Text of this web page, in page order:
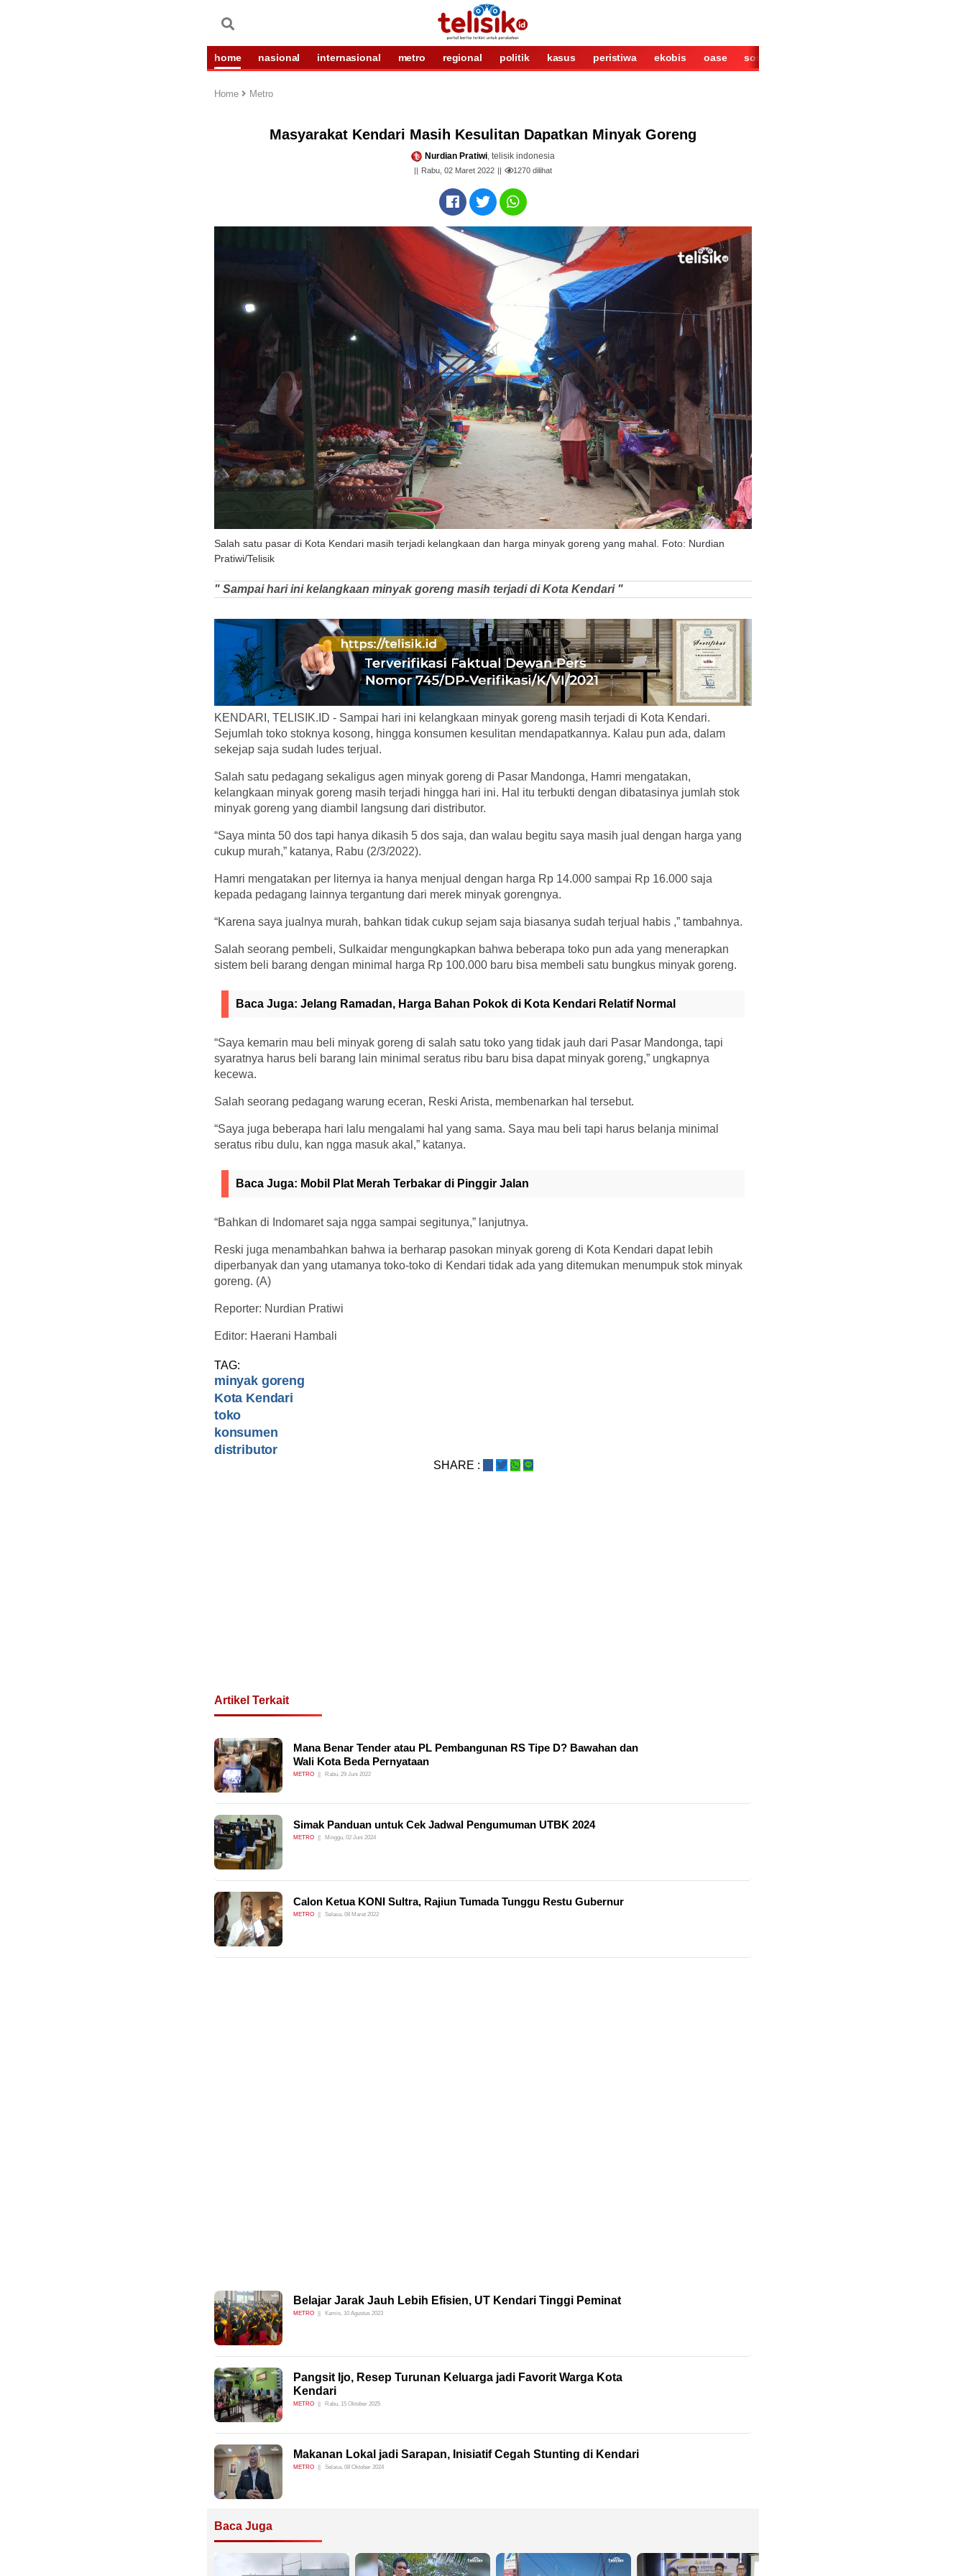
home nasional internasional metro regional politik kasus peristiwa ekobis oase sosok
Home Metro
Masyarakat Kendari Masih Kesulitan Dapatkan Minyak Goreng
Nurdian Pratiwi, telisik indonesia
Rabu, 02 Maret 2022 1270 dilihat
Salah satu pasar di Kota Kendari masih terjadi kelangkaan dan harga minyak goreng yang mahal. Foto: Nurdian
Pratiwi/Telisik
" Sampai hari ini kelangkaan minyak goreng masih terjadi di Kota Kendari "
KENDARI, TELISIK.ID - Sampai hari ini kelangkaan minyak goreng masih terjadi di Kota Kendari.
Sejumlah toko stoknya kosong, hingga konsumen kesulitan mendapatkannya. Kalau pun ada, dalam
sekejap saja sudah ludes terjual.
Salah satu pedagang sekaligus agen minyak goreng di Pasar Mandonga, Hamri mengatakan,
kelangkaan minyak goreng masih terjadi hingga hari ini. Hal itu terbukti dengan dibatasinya jumlah stok
minyak goreng yang diambil langsung dari distributor.
“Saya minta 50 dos tapi hanya dikasih 5 dos saja, dan walau begitu saya masih jual dengan harga yang
cukup murah,” katanya, Rabu (2/3/2022).
Hamri mengatakan per liternya ia hanya menjual dengan harga Rp 14.000 sampai Rp 16.000 saja
kepada pedagang lainnya tergantung dari merek minyak gorengnya.
“Karena saya jualnya murah, bahkan tidak cukup sejam saja biasanya sudah terjual habis ,” tambahnya.
Salah seorang pembeli, Sulkaidar mengungkapkan bahwa beberapa toko pun ada yang menerapkan
sistem beli barang dengan minimal harga Rp 100.000 baru bisa membeli satu bungkus minyak goreng.
Baca Juga: Jelang Ramadan, Harga Bahan Pokok di Kota Kendari Relatif Normal
“Saya kemarin mau beli minyak goreng di salah satu toko yang tidak jauh dari Pasar Mandonga, tapi
syaratnya harus beli barang lain minimal seratus ribu baru bisa dapat minyak goreng,” ungkapnya
kecewa.
Salah seorang pedagang warung eceran, Reski Arista, membenarkan hal tersebut.
“Saya juga beberapa hari lalu mengalami hal yang sama. Saya mau beli tapi harus belanja minimal
seratus ribu dulu, kan ngga masuk akal,” katanya.
Baca Juga: Mobil Plat Merah Terbakar di Pinggir Jalan
“Bahkan di Indomaret saja ngga sampai segitunya,” lanjutnya.
Reski juga menambahkan bahwa ia berharap pasokan minyak goreng di Kota Kendari dapat lebih
diperbanyak dan yang utamanya toko-toko di Kendari tidak ada yang ditemukan menumpuk stok minyak
goreng. (A)
Reporter: Nurdian Pratiwi
Editor: Haerani Hambali
TAG:
minyak goreng
Kota Kendari
toko
konsumen
distributor
SHARE :
Artikel Terkait
Mana Benar Tender atau PL Pembangunan RS Tipe D? Bawahan dan
Wali Kota Beda Pernyataan
METRO Rabu, 29 Juni 2022
Simak Panduan untuk Cek Jadwal Pengumuman UTBK 2024
METRO Minggu, 02 Juni 2024
Calon Ketua KONI Sultra, Rajiun Tumada Tunggu Restu Gubernur
METRO Selasa, 08 Maret 2022
Belajar Jarak Jauh Lebih Efisien, UT Kendari Tinggi Peminat
METRO Kamis, 10 Agustus 2023
Pangsit Ijo, Resep Turunan Keluarga jadi Favorit Warga Kota
Kendari
METRO Rabu, 15 Oktober 2025
Makanan Lokal jadi Sarapan, Inisiatif Cegah Stunting di Kendari
METRO Selasa, 08 Oktober 2024
Baca Juga